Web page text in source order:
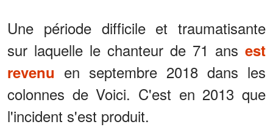
Une période difficile et traumatisante
sur laquelle le chanteur de 71 ans est
revenu en septembre 2018 dans les
colonnes de Voici. C'est en 2013 que
l'incident s'est produit.